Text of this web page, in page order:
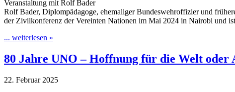
Veranstaltung mit Rolf Bader
Rolf Bader, Diplompädagoge, ehemaliger Bundeswehroffizier und
der Zivilkonferenz der Vereinten Nationen im Mai 2024 in Nairobi und
... weiterlesen »
80 Jahre UNO – Hoffnung für die Welt oder
22. Februar 2025